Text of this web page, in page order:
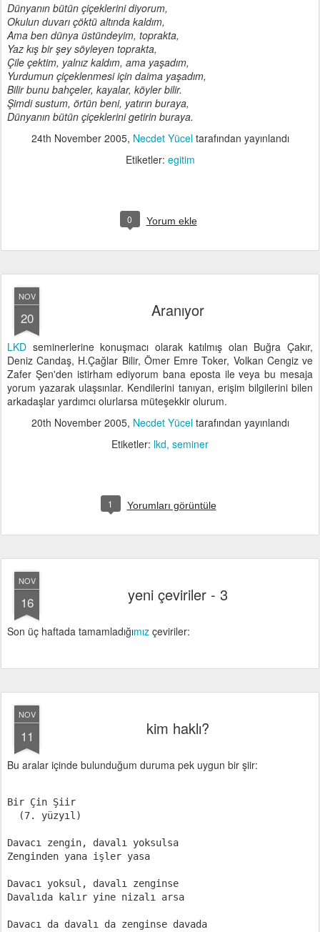
Dünyanın bütün çiçeklerini diyorum,
Okulun duvarı çöktü altında kaldım,
Ama ben dünya üstündeyim, toprakta,
Yaz kış bir şey söyleyen toprakta,
Çile çektim, yalnız kaldım, ama yaşadım,
Yurdumun çiçeklenmesi için daima yaşadım,
Bilir bunu bahçeler, kayalar, köyler bilir.
Şimdi sustum, örtün beni, yatırın buraya,
Dünyanın bütün çiçeklerini getirin buraya.
24th November 2005, Necdet Yüceltarafından yayınlandı
Etiketler: egitim
0 Yorum ekle
NOV
20 Aranıyor
LKD seminerlerine konuşmacı olarak katılmış olan Buğra Çakır,
Deniz Candaş, H.Çağlar Bilir, Ömer Emre Toker, Volkan Cengiz ve
Zafer Şen'den istirham ediyorum bana eposta ile veya bu mesaja
yorum yazarak ulaşsınlar. Kendilerini tanıyan, erişim bilgilerini bilen
arkadaşlar yardımcı olurlarsa müteşekkir olurum.
20th November 2005, Necdet Yüceltarafından yayınlandı
Etiketler: lkd seminer
1 Yorumları görüntüle
NOV
16 yeni çeviriler - 3
Son üç haftada tamamladığımız çeviriler:
NOV
11 kim haklı?
Bu aralar içinde bulunduğum duruma pek uygun bir şiir:
Bir Çin Şiir
  (7. yüzyıl)
Davacı zengin, davalı yoksulsa
Zenginden yana işler yasa
Davacı yoksul, davalı zenginse
Davalıda kalır yine nizalı arsa
Davacı da davalı da zenginse davada